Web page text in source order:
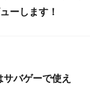
ーします！
バゲーで使え